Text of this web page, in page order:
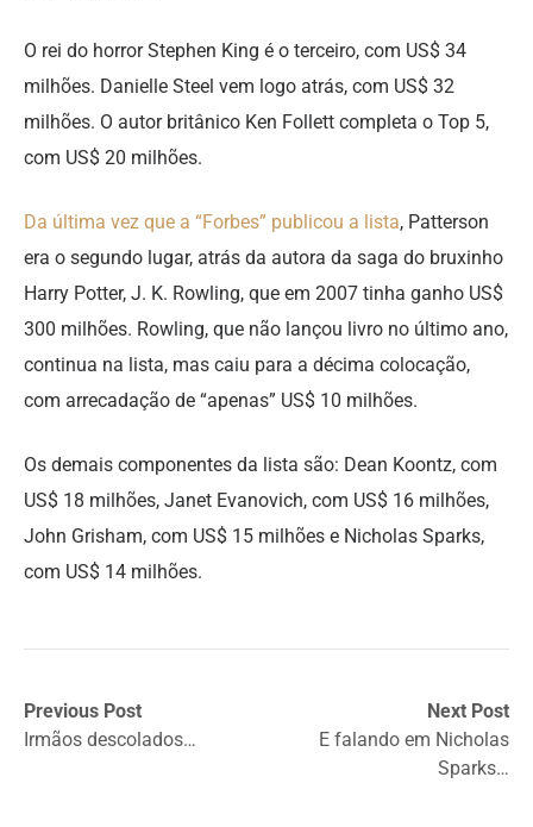
O rei do horror Stephen King é o terceiro, com US$ 34
milhões. Danielle Steel vem logo atrás, com US$ 32
milhões. O autor britânico Ken Follett completa o Top 5,
com US$ 20 milhões.
Da última vez que a “Forbes” publicou a lista, Patterson
era o segundo lugar, atrás da autora da saga do bruxinho
Harry Potter, J. K. Rowling, que em 2007 tinha ganho US$
300 milhões. Rowling, que não lançou livro no último ano,
continua na lista, mas caiu para a décima colocação,
com arrecadação de “apenas” US$ 10 milhões.
Os demais componentes da lista são: Dean Koontz, com
US$ 18 milhões, Janet Evanovich, com US$ 16 milhões,
John Grisham, com US$ 15 milhões e Nicholas Sparks,
com US$ 14 milhões.
Previous Post
Irmãos descolados…
Next Post
E falando em Nicholas
Sparks…